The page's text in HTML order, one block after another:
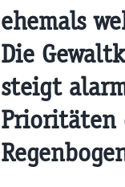
ehemals
Die
steigt
Prioritäten